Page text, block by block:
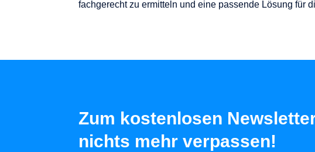
fachgerecht zu ermitteln und eine passende Lösung für
Zum kostenlosen
nichts mehr verpassen!